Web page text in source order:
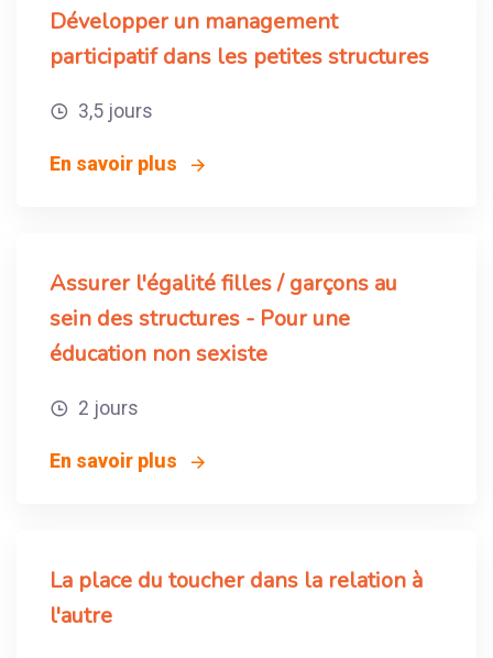
Développer un management
participatif dans les petites structures
3,5 jours
En savoir plus
Assurer l'égalité filles / garçons au
sein des structures - Pour une
éducation non sexiste
2 jours
En savoir plus
La place du toucher dans la relation à
l'autre